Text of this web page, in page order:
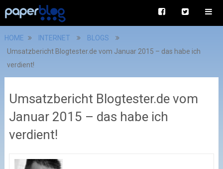
HOME INTERNET
BLOGS
Umsatzbericht Blogtester.de vom Januar 2015 – das habe ich
verdient!
Umsatzbericht Blogtester.de vom
Januar 2015 – das habe ich
verdient!